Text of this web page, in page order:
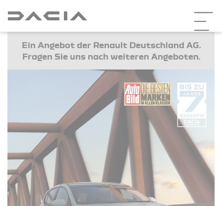
Ein Angebot der Renault Deutschland AG.
Fragen Sie uns nach weiteren Angeboten.